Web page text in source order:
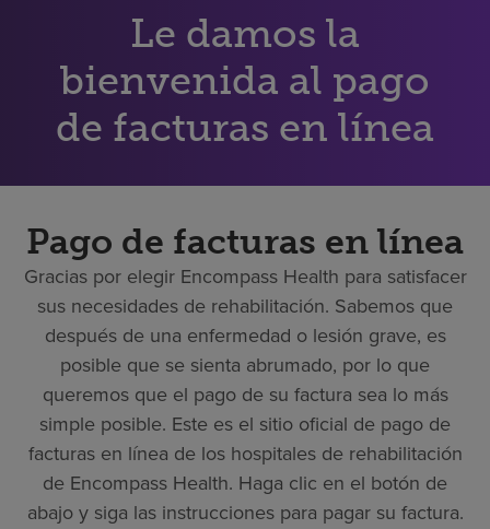
Le damos la
bienvenida al pago
de facturas en línea
Pago de facturas en línea
Gracias por elegir Encompass Health para satisfacer
sus necesidades de rehabilitación. Sabemos que
después de una enfermedad o lesión grave, es
posible que se sienta abrumado, por lo que
queremos que el pago de su factura sea lo más
simple posible. Este es el sitio oficial de pago de
facturas en línea de los hospitales de rehabilitación
de Encompass Health. Haga clic en el botón de
abajo y siga las instrucciones para pagar su factura.